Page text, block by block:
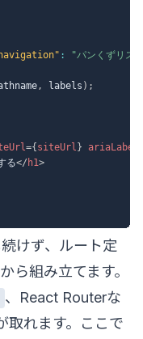
:
"パンくずリス
, labels ) ;
={ siteUrl } ariaLabel
る</ h1>
けず、ルート定
ら組み立てます。
、React Routerな
取れます。ここで